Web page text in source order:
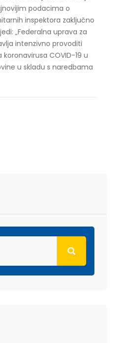
podacima o
inspektora zaključno
„Federalna uprava za
intenzivno provoditi
COVID-19 u
u skladu s naredbama